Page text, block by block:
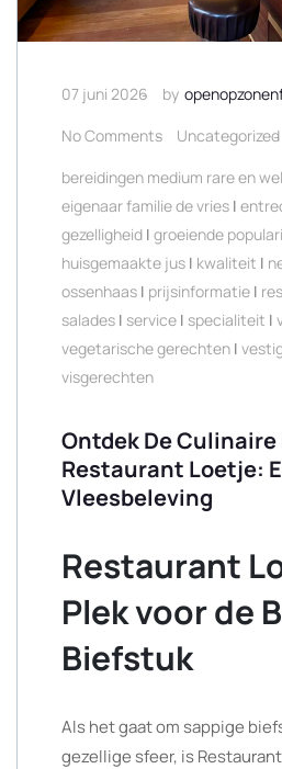
07 juni 2026 by
No Comments
Uncategorized
bereidingen medium rare en
eigenaar familie de vries |
gezelligheid | groeiende
huisgemaakte jus | kwaliteit |
ossenhaas | prijsinformatie |
salades | service | specialiteit |
vegetarische gerechten |
visgerechten
Ontdek De Culinaire
Restaurant Loetje:
Vleesbeleving
Restaurant
Plek voor de
Biefstuk
Als het gaat om sappige
gezellige sfeer, is